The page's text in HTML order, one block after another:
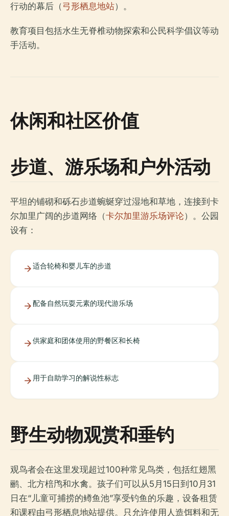
行动的幕后（弓形栖息地站）。
教育项目包括水生无脊椎动物探索和公民科学倡议等动
手活动。
休闲和社区价值
步道、游乐场和户外活动
平坦的铺砌和砾石步道蜿蜒穿过湿地和草地，连接到卡
尔加里广阔的步道网络（卡尔加里游乐场评论）。公园
设有：
适合轮椅和婴儿车的步道
配备自然玩耍元素的现代游乐场
供家庭和团体使用的野餐区和长椅
用于自助学习的解说性标志
野生动物观赏和垂钓
观鸟者会在这里发现超过100种常见鸟类，包括红翅黑
鹂、北方棓鸤和水禽。孩子们可以从5月15日到10月31
日在“儿童可捕捞的鳟鱼池”享受钓鱼的乐趣，设备租赁
和课程由弓形栖息地站提供。只允许使用人造饵料和无